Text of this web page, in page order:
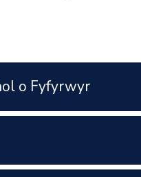
o Fyfyrwyr